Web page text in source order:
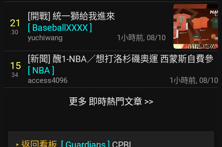
21
30
[開戰] 統一獅給我進來
[ BaseballXXXX]
yuchiwang 1小時前, 08/10
15
34
[新聞] 醜1-NBA／想打洛杉磯奧運 西蒙斯自費參
[ NBA]
access4096 1小時前, 08/10
更多 即時熱門文章 >>